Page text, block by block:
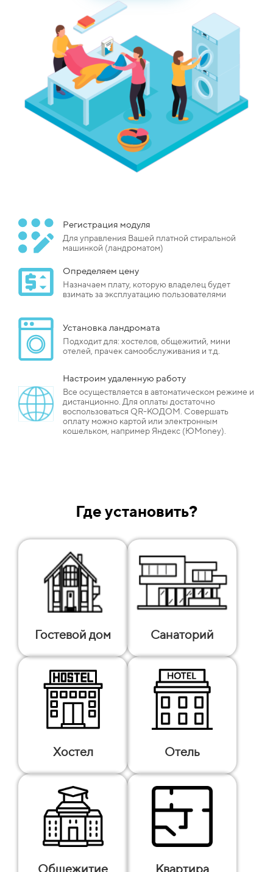
Регистрация модуля
Для управления Вашей платной стиральной
машинкой (ландроматом)
Определяем цену
Назначаем плату, которую владелец будет
взимать за эксплуатацию пользователями
Установка ландромата
Подходит для: хостелов, общежитий, мини
отелей, прачек самообслуживания и т.д.
Настроим удаленную работу
Все осуществляется в автоматическом режиме и
дистанционно. Для оплаты достаточно
воспользоваться QR-КОДОМ. Совершать
оплату можно картой или электронным
кошельком, например Яндекс (ЮMoney).
Где установить?
Гостевой дом Санаторий
Хостел Отель
Общежитие Квартира